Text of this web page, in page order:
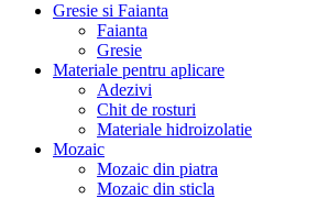
Gresie si Faianta
Faianta
Gresie
Materiale pentru aplicare
Adezivi
Chit de rosturi
Materiale hidroizolatie
Mozaic
Mozaic din piatra
Mozaic din sticla